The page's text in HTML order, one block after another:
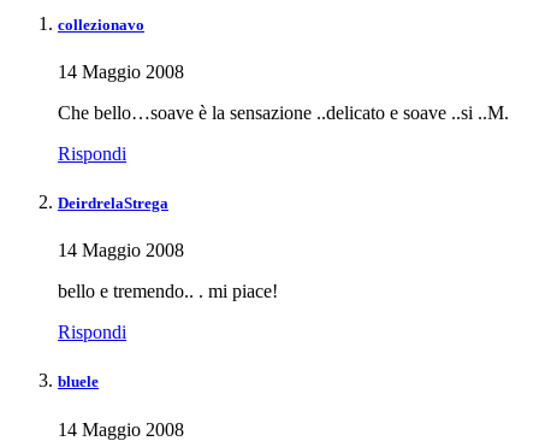
collezionavo
14 Maggio 2008
Che bello…soave è la sensazione ..delicato e soave ..si ..M.
Rispondi
DeirdrelaStrega
14 Maggio 2008
bello e tremendo.. . mi piace!
Rispondi
bluele
14 Maggio 2008